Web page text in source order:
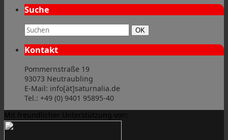
Suche
Suchbegriff: Suchen
OK
Kontakt
Pommernstraße 19
93073 Neutraubling
E-Mail: info[ät]saturnalia.de
Tel.: +49 (0) 9401 95895-40